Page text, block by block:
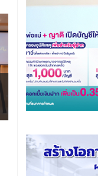
ธ.ก.ส.เดินหน้าบริจาค
ฉลองครบรอบ 60 ปี
6 August 2026